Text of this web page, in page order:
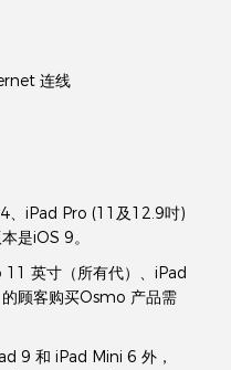
连线
、iPad Pro (11及12.9吋)
是iOS 9。
英寸（所有代）、iPad
顾客购买Osmo 产品需
9 和 iPad Mini 6 外，